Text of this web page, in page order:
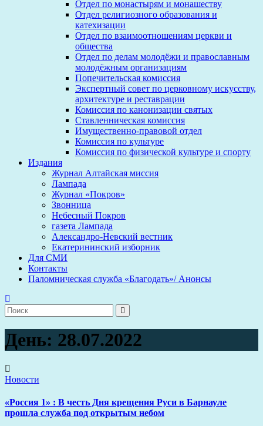
Отдел по монастырям и монашеству
Отдел религиозного образования и
катехизации
Отдел по взаимоотношениям церкви и
общества
Отдел по делам молодёжи и православным
молодёжным организациям
Попечительская комиссия
Экспертный совет по церковному искусству,
архитектуре и реставрации
Комиссия по канонизации святых
Ставленническая комиссия
Имущественно-правовой отдел
Комиссия по культуре
Комиссия по физической культуре и спорту
Издания
Журнал Алтайская миссия
Лампада
Журнал «Покров»
Звонница
Небесный Покров
газета Лампада
Александро-Невский вестник
Екатерининский изборник
Для СМИ
Контакты
Паломническая служба «Благодать»/ Анонсы
День: 28.07.2022
Новости
«Россия 1» : В честь Дня крещения Руси в Барнауле
прошла служба под открытым небом